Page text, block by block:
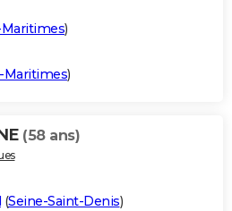
)
Maritimes)
(58 ans)
(Seine-Saint-Denis)